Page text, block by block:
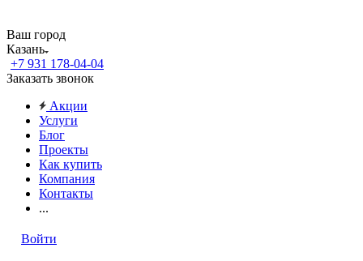
Ваш город
Казань
+7 931 178-04-04
Заказать звонок
Акции
Услуги
Блог
Проекты
Как купить
Компания
Контакты
...
Войти